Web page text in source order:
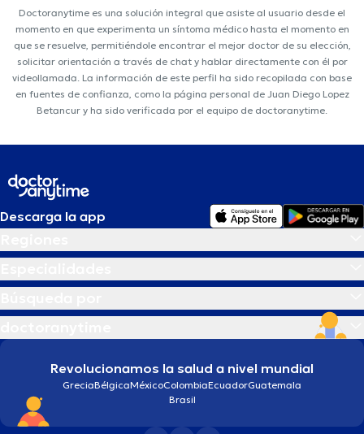
Doctoranytime es una solución integral que asiste al usuario desde el
momento en que experimenta un síntoma médico hasta el momento en
que se resuelve, permitiéndole encontrar el mejor doctor de su elección,
solicitar orientación a través de chat y hablar directamente con él por
videollamada. La información de este perfil ha sido recopilada con base
en fuentes de confianza, como la página personal de Juan Diego Lopez
Betancur y ha sido verificada por el equipo de doctoranytime.
Descarga la app
Revolucionamos la salud a nivel mundial
GreciaBélgicaMéxicoColombiaEcuadorGuatemala
Brasil